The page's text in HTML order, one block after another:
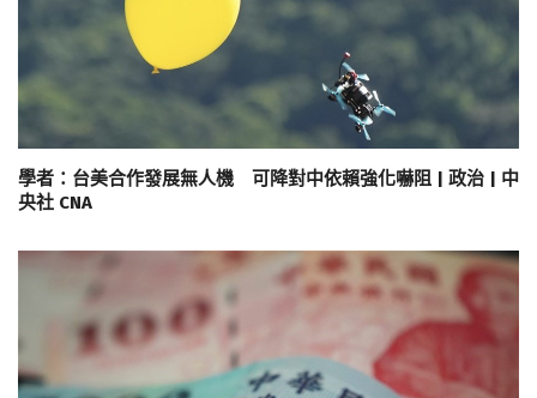
學者：台美合作發展無人機 可降對中依賴強化嚇阻 | 政治 | 中
央社 CNA